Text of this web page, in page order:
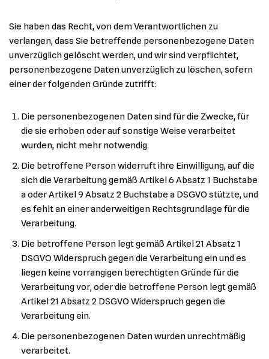
Sie haben das Recht, von dem Verantwortlichen zu
verlangen, dass Sie betreffende personenbezogene Daten
unverzüglich gelöscht werden, und wir sind verpflichtet,
personenbezogene Daten unverzüglich zu löschen, sofern
einer der folgenden Gründe zutrifft:
Die personenbezogenen Daten sind für die Zwecke, für
die sie erhoben oder auf sonstige Weise verarbeitet
wurden, nicht mehr notwendig.
Die betroffene Person widerruft ihre Einwilligung, auf die
sich die Verarbeitung gemäß Artikel 6 Absatz 1 Buchstabe
a oder Artikel 9 Absatz 2 Buchstabe a DSGVO stützte, und
es fehlt an einer anderweitigen Rechtsgrundlage für die
Verarbeitung.
Die betroffene Person legt gemäß Artikel 21 Absatz 1
DSGVO Widerspruch gegen die Verarbeitung ein und es
liegen keine vorrangigen berechtigten Gründe für die
Verarbeitung vor, oder die betroffene Person legt gemäß
Artikel 21 Absatz 2 DSGVO Widerspruch gegen die
Verarbeitung ein.
Die personenbezogenen Daten wurden unrechtmäßig
verarbeitet.